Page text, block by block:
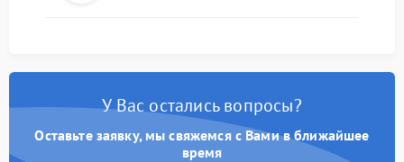
У Вас остались вопросы?
Оставьте заявку, мы свяжемся с Вами в ближайшее
время